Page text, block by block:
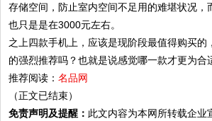
存储空间，防止室内空间不足用的难堪状况，
也只是是在3000元左右。
之上四款手机上，应该是现阶段最值得购买的
的强烈推荐吗？也就是说感觉哪一款才更为合
推荐阅读：名品网
（正文已结束）
免责声明及提醒： 此文内容为本网所转载企业